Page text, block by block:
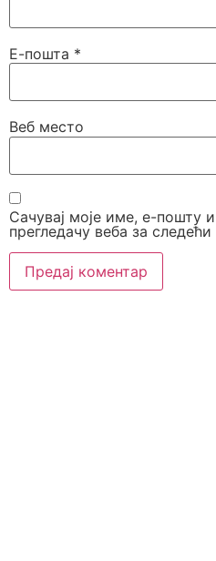
Е-пошта *
Веб место
Сачувај моје име, е-пошту
прегледачу веба за